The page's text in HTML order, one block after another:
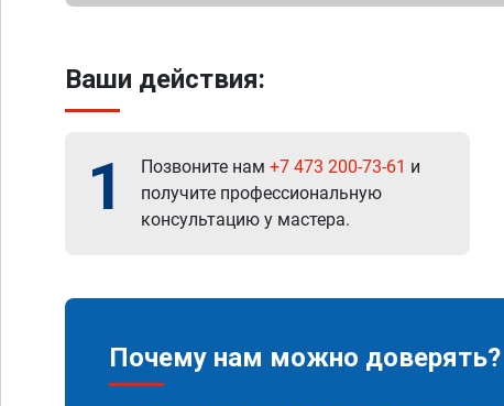
Ваши действия:
1 Позвоните нам +7 473 200-73-61 и
получите профессиональную
консультацию у мастера.
Почему нам можно доверять?